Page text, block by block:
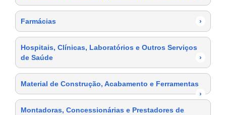
Farmácias ›
Hospitais, Clínicas, Laboratórios e Outros Serviços
de Saúde
›
Material de Construção, Acabamento e Ferramentas
›
Montadoras, Concessionárias e Prestadores de